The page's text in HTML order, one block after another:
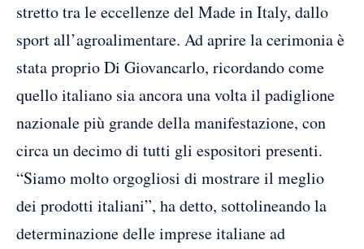
stretto tra le eccellenze del Made in Italy, dallo
sport all’agroalimentare. Ad aprire la cerimonia è
stata proprio Di Giovancarlo, ricordando come
quello italiano sia ancora una volta il padiglione
nazionale più grande della manifestazione, con
circa un decimo di tutti gli espositori presenti.
“Siamo molto orgogliosi di mostrare il meglio
dei prodotti italiani”, ha detto, sottolineando la
determinazione delle imprese italiane ad